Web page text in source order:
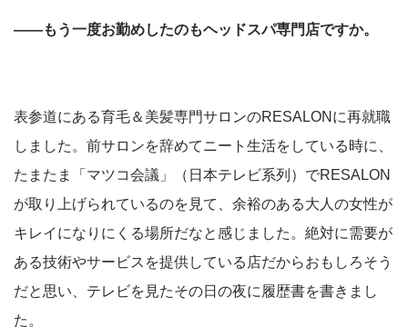
――もう一度お勤めしたのもヘッドスパ専門店ですか。
表参道にある育毛＆美髪専門サロンのRESALONに再就職
しました。前サロンを辞めてニート生活をしている時に、
たまたま「マツコ会議」（日本テレビ系列）でRESALON
が取り上げられているのを見て、余裕のある大人の女性が
キレイになりにくる場所だなと感じました。絶対に需要が
ある技術やサービスを提供している店だからおもしろそう
だと思い、テレビを見たその日の夜に履歴書を書きまし
た。